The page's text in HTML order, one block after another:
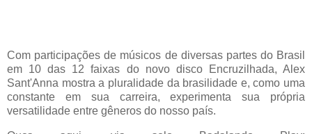
Com participações de músicos de diversas partes do Brasil
em 10 das 12 faixas do novo disco Encruzilhada, Alex
Sant'Anna mostra a pluralidade da brasilidade e, como uma
constante em sua carreira, experimenta sua própria
versatilidade entre gêneros do nosso país.